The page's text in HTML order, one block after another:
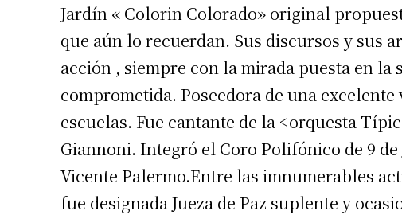
Jardín « Colorin Colorado» original
que aún lo recuerdan. Sus discursos y sus
acción , siempre con la mirada puesta en la
comprometida. Poseedora de una
escuelas. Fue cantante de la <orquesta
Giannoni. Integró el Coro Polifónico de 9
Vicente Palermo.Entre las imnumerables
fue designada Jueza de Paz suplente y